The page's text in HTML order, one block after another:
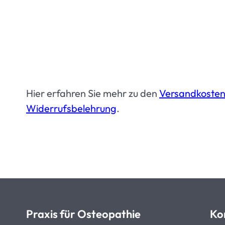
Hier erfahren Sie mehr zu den Versandkosten
Widerrufsbelehrung.
Praxis für Osteopathie